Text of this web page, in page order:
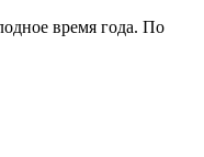
время года. По